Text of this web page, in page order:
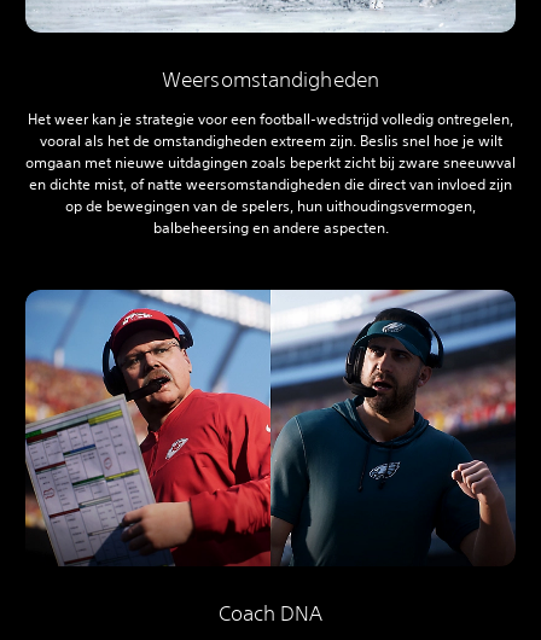
Weersomstandigheden
Het weer kan je strategie voor een football-wedstrijd volledig ontregelen,
vooral als het de omstandigheden extreem zijn. Beslis snel hoe je wilt
omgaan met nieuwe uitdagingen zoals beperkt zicht bij zware sneeuwval
en dichte mist, of natte weersomstandigheden die direct van invloed zijn
op de bewegingen van de spelers, hun uithoudingsvermogen,
balbeheersing en andere aspecten.
Coach DNA